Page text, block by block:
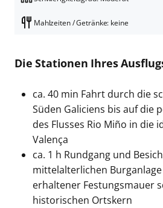
Mahlzeiten / Getränke: keine
Die Stationen Ihres
ca. 40 min Fahrt durch die
Süden Galiciens bis auf die
des Flusses Rio Miño in die
Valença
ca. 1 h Rundgang und
mittelalterlichen
erhaltener Festungsmauer
historischen Ortskern